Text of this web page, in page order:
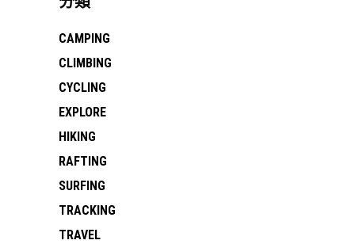
CAMPING
CLIMBING
CYCLING
EXPLORE
HIKING
RAFTING
SURFING
TRACKING
TRAVEL